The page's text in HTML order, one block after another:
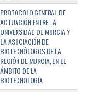
PROTOCOLO GENERAL DE
ACTUACIÓN ENTRE LA
UNIVERSIDAD DE MURCIA Y
LA ASOCIACIÓN DE
BIOTECNÓLOGOS DE LA
REGIÓN DE MURCIA, EN EL
ÁMBITO DE LA
BIOTECNOLOGÍA